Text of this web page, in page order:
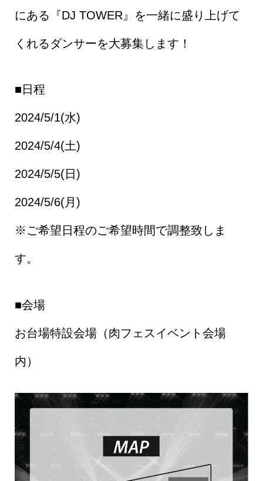
にある『DJ TOWER』を一緒に盛り上げて
くれるダンサーを大募集します！
■日程
2024/5/1(水)
2024/5/4(土)
2024/5/5(日)
2024/5/6(月)
※ご希望日程のご希望時間で調整致しま
す。
■会場
お台場特設会場（肉フェスイベント会場
内）